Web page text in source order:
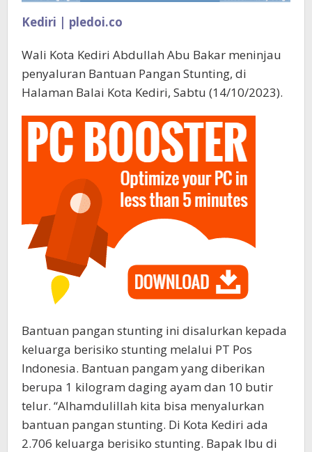
Kediri | pledoi.co
Wali Kota Kediri Abdullah Abu Bakar meninjau
penyaluran Bantuan Pangan Stunting, di
Halaman Balai Kota Kediri, Sabtu (14/10/2023).
Bantuan pangan stunting ini disalurkan kepada
keluarga berisiko stunting melalui PT Pos
Indonesia. Bantuan pangam yang diberikan
berupa 1 kilogram daging ayam dan 10 butir
telur. “Alhamdulillah kita bisa menyalurkan
bantuan pangan stunting. Di Kota Kediri ada
2.706 keluarga berisiko stunting. Bapak Ibu di